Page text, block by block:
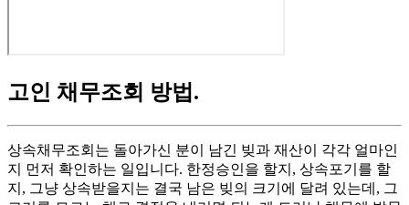
고인 채무조회 방법 .
상속채무조회는 돌아가신 분이 남긴 빚과 재산이 각각 얼마인
지 먼저 확인하는 일입니다. 한정승인을 할지, 상속포기를 할
지, 그냥 상속받을지는 결국 남은 빚의 크기에 달려 있는데, 그